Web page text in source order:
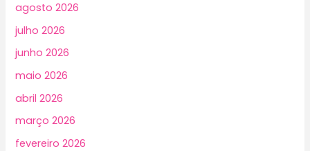
agosto 2026
julho 2026
junho 2026
maio 2026
abril 2026
março 2026
fevereiro 2026